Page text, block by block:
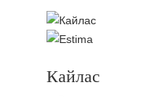
Кайлас